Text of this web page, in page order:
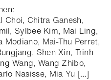
Choi, Chitra Ganesh,
Sylbee Kim, Mai Ling,
Mai-Thu Perret,
Shen Xin, Trinh
Wang, Wang Zhibo,
Nasisse, Mia Yu […]